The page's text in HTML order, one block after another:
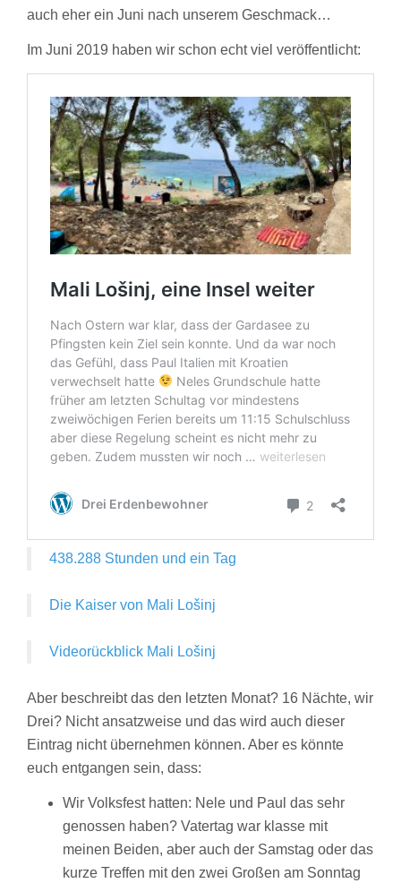
auch eher ein Juni nach unserem Geschmack…
Im Juni 2019 haben wir schon echt viel veröffentlicht:
438.288 Stunden und ein Tag
Die Kaiser von Mali Lošinj
Videorückblick Mali Lošinj
Aber beschreibt das den letzten Monat? 16 Nächte, wir
Drei? Nicht ansatzweise und das wird auch dieser
Eintrag nicht übernehmen können. Aber es könnte
euch entgangen sein, dass:
Wir Volksfest hatten: Nele und Paul das sehr
genossen haben? Vatertag war klasse mit
meinen Beiden, aber auch der Samstag oder das
kurze Treffen mit den zwei Großen am Sonntag